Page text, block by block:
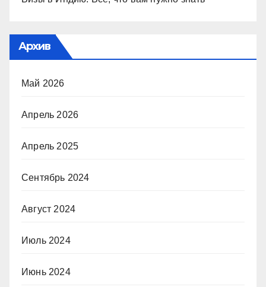
Архив
Май 2026
Апрель 2026
Апрель 2025
Сентябрь 2024
Август 2024
Июль 2024
Июнь 2024